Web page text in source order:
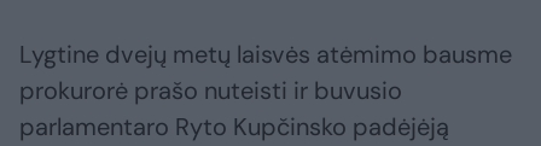
Lygtine dvejų metų laisvės atėmimo bausme
prokurorė prašo nuteisti ir buvusio
parlamentaro Ryto Kupčinsko padėjėją